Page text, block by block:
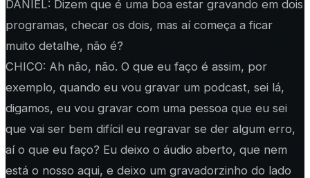
DANIEL: Dizem que é uma boa estar gravando em dois
programas, checar os dois, mas aí começa a ficar
muito detalhe, não é?
CHICO: Ah não, não. O que eu faço é assim, por
exemplo, quando eu vou gravar um podcast, sei lá,
digamos, eu vou gravar com uma pessoa que eu sei
que vai ser bem difícil eu regravar se der algum erro,
aí o que eu faço? Eu deixo o áudio aberto, que nem
está o nosso aqui, e deixo um gravadorzinho do lado